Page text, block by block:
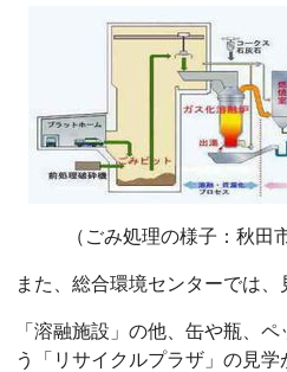
（ごみ処理の様子：秋田
また、総合環境センターでは、
「溶融施設」の他、缶や瓶、
う「リサイクルプラザ」の見